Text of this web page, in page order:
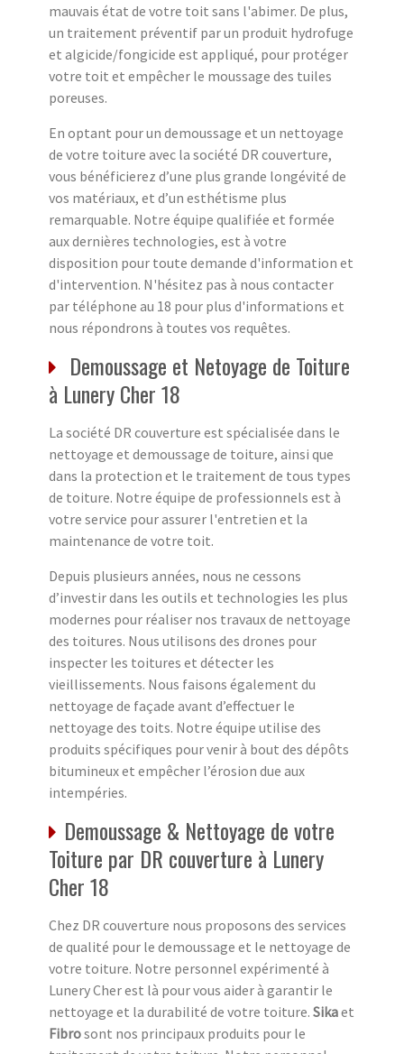
mauvais état de votre toit sans l'abimer. De plus,
un traitement préventif par un produit hydrofuge
et algicide/fongicide est appliqué, pour protéger
votre toit et empêcher le moussage des tuiles
poreuses.
En optant pour un demoussage et un nettoyage
de votre toiture avec la société DR couverture,
vous bénéficierez d’une plus grande longévité de
vos matériaux, et d’un esthétisme plus
remarquable. Notre équipe qualifiée et formée
aux dernières technologies, est à votre
disposition pour toute demande d'information et
d'intervention. N'hésitez pas à nous contacter
par téléphone au 18 pour plus d'informations et
nous répondrons à toutes vos requêtes.
Demoussage et Netoyage de Toiture
à Lunery Cher 18
La société DR couverture est spécialisée dans le
nettoyage et demoussage de toiture, ainsi que
dans la protection et le traitement de tous types
de toiture. Notre équipe de professionnels est à
votre service pour assurer l'entretien et la
maintenance de votre toit.
Depuis plusieurs années, nous ne cessons
d’investir dans les outils et technologies les plus
modernes pour réaliser nos travaux de nettoyage
des toitures. Nous utilisons des drones pour
inspecter les toitures et détecter les
vieillissements. Nous faisons également du
nettoyage de façade avant d’effectuer le
nettoyage des toits. Notre équipe utilise des
produits spécifiques pour venir à bout des dépôts
bitumineux et empêcher l’érosion due aux
intempéries.
Demoussage & Nettoyage de votre
Toiture par DR couverture à Lunery
Cher 18
Chez DR couverture nous proposons des services
de qualité pour le demoussage et le nettoyage de
votre toiture. Notre personnel expérimenté à
Lunery Cher est là pour vous aider à garantir le
nettoyage et la durabilité de votre toiture. Sikaet
Fibrosont nos principaux produits pour le